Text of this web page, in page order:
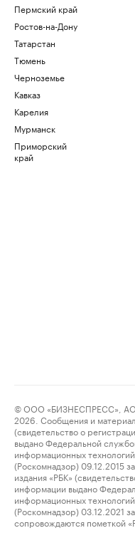
Пермский край
Ростов-на-Дону
Татарстан
Тюмень
Черноземье
Кавказ
Карелия
Мурманск
Приморский
край
© ООО «БИЗНЕСПРЕСС»,
2026. Сообщения и
(свидетельство о
выдано Федеральной
информационных
(Роскомнадзор) 09.12.2015
издания «РБК»
информации выдано
информационных
(Роскомнадзор) 03.12.2021
сопровождаются пометкой